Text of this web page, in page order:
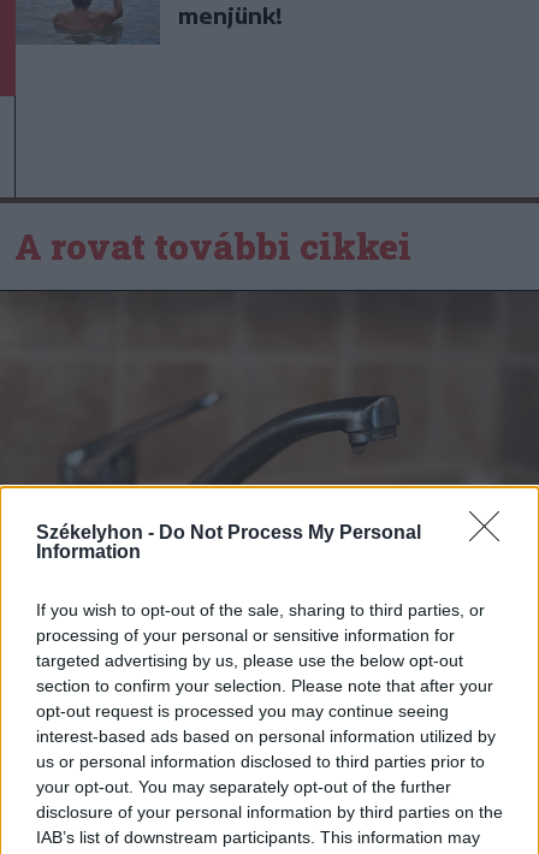
Székelyhon - Do Not Process My Personal
Information
If you wish to opt-out of the sale, sharing to third parties, or
processing of your personal or sensitive information for
targeted advertising by us, please use the below opt-out
section to confirm your selection. Please note that after your
opt-out request is processed you may continue seeing
interest-based ads based on personal information utilized by
us or personal information disclosed to third parties prior to
your opt-out. You may separately opt-out of the further
disclosure of your personal information by third parties on the
IAB’s list of downstream participants. This information may
menjünk!
A rovat további cikkei
2026. augusztus 08., szombat
Tizenegy település maradhat víz
nélkül Udvarhelyszéken